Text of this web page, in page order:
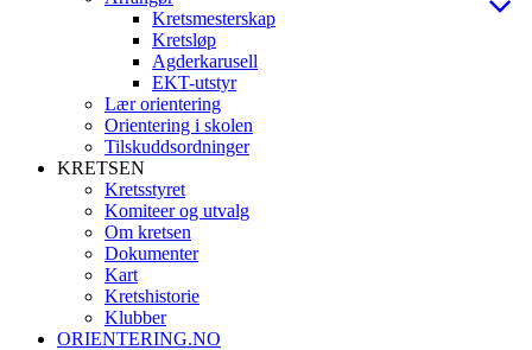
Kretsmesterskap
Kretsløp
Agderkarusell
EKT-utstyr
Lær orientering
Orientering i skolen
Tilskuddsordninger
KRETSEN
Kretsstyret
Komiteer og utvalg
Om kretsen
Dokumenter
Kart
Kretshistorie
Klubber
ORIENTERING.NO